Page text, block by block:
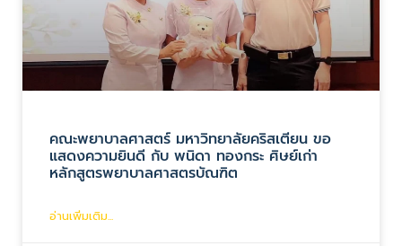
คณะพยาบาลศาสตร์ มหาวิทยาลัยคริสเตียน ขอ
แสดงความยินดี กับ พนิดา ทองกระ ศิษย์เก่า
หลักสูตรพยาบาลศาสตรบัณฑิต
อ่านเพิ่มเติม...